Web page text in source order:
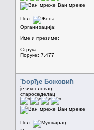
Ван мреже
Пол:
Организација:
Име и презиме:
Струка:
Поруке: 7.477
Ђорђе Божовић
језикословац
староседелац
Ван мреже
Пол: